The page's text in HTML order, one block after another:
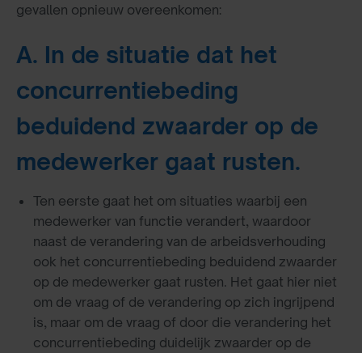
gevallen opnieuw overeenkomen:
A. In de situatie dat het
concurrentiebeding
beduidend zwaarder op de
medewerker gaat rusten.
Ten eerste gaat het om situaties waarbij een
medewerker van functie verandert, waardoor
naast de verandering van de arbeidsverhouding
ook het concurrentiebeding beduidend zwaarder
op de medewerker gaat rusten. Het gaat hier niet
om de vraag of de verandering op zich ingrijpend
is, maar om de vraag of door die verandering het
concurrentiebeding duidelijk zwaarder op de